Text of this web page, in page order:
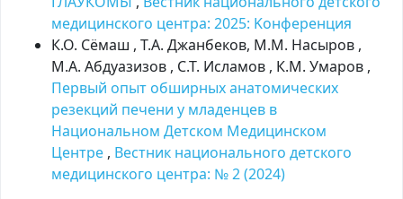
медицинского центра: 2025: Kонференция
К.О. Сёмаш , Т.А. Джанбеков, М.М. Насыров ,
М.А. Абдуазизов , С.Т. Исламов , К.М. Умаров ,
Первый опыт обширных анатомических
резекций печени у младенцев в
Национальном Детском Медицинском
Центре , Вестник национального детского
медицинского центра: № 2 (2024)